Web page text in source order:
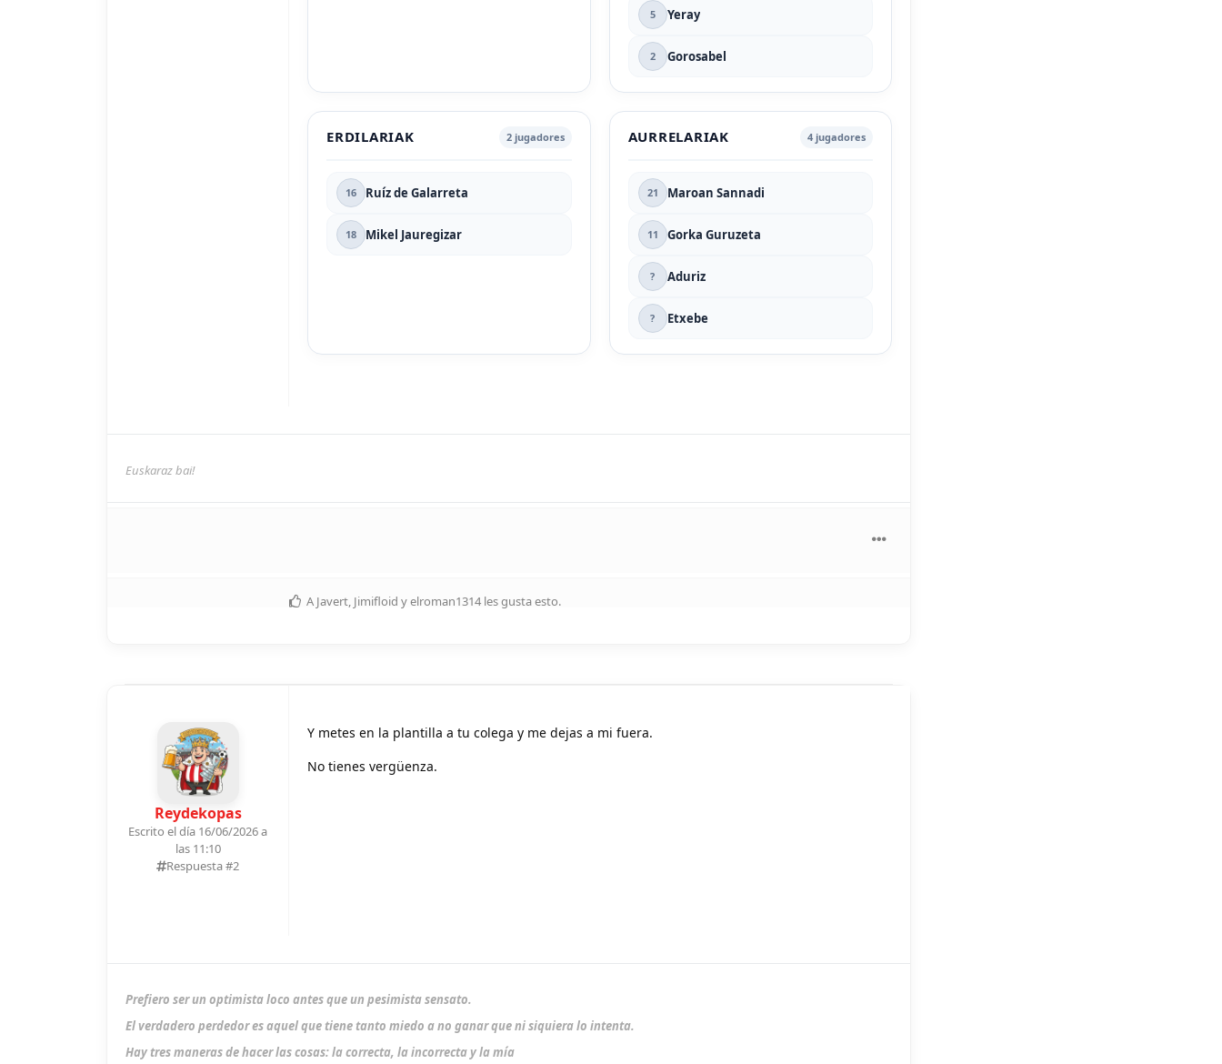
5 Yeray
2 Gorosabel
ERDILARIAK 2 jugadores
16 Ruíz de Galarreta
18 Mikel Jauregizar
AURRELARIAK 4 jugadores
21 Maroan Sannadi
11 Gorka Guruzeta
? Aduriz
? Etxebe
Euskaraz bai!
A Javert, Jimifloid yelroman1314 les gusta esto.
Reydekopas
Escrito el día 16/06/2026 a
las 11:10
Respuesta #2
Y metes en la plantilla a tu colega y me dejas a mi fuera.
No tienes vergüenza.
Prefiero ser un optimista loco antes que un pesimista sensato.
El verdadero perdedor es aquel que tiene tanto miedo a no ganar que ni siquiera lo intenta.
Hay tres maneras de hacer las cosas: la correcta, la incorrecta y la mía